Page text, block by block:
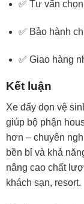
✅ Tư vấn
✅ Bảo hành
✅ Giao hàng
Kết luận
Xe đẩy dọn vệ
giúp bộ phận
hơn – chuyên
bền bỉ và khả
nâng cao chất
khách sạn, resort.